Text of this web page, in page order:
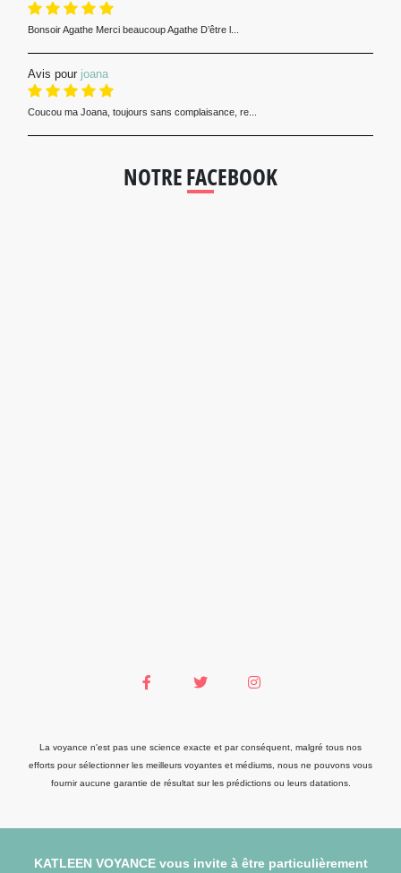
Bonsoir Agathe Merci beaucoup Agathe D’être l...
Avis pour joana
Coucou ma Joana, toujours sans complaisance, re...
NOTRE FACEBOOK
La voyance n'est pas une science exacte et par conséquent, malgré tous nos
efforts pour sélectionner les meilleurs voyantes et médiums, nous ne pouvons vous
fournir aucune garantie de résultat sur les prédictions ou leurs datations.
KATLEEN VOYANCE vous invite à être particulièrement